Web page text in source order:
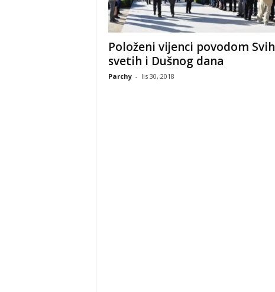
Položeni vijenci povodom Svih
svetih i Dušnog dana
Parchy - lis 30, 2018